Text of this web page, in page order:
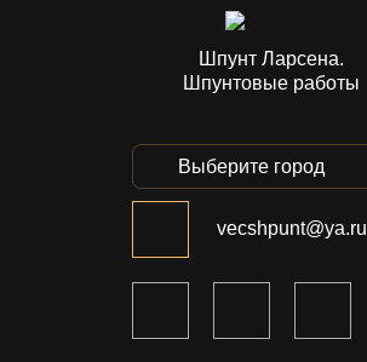
Шпунт Ларсена.
Шпунтовые работы
Выберите город
vecshpunt@ya.ru